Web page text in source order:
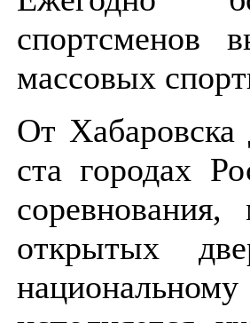
спортсменов
массовых
От Хабаровска
ста городах
открытых